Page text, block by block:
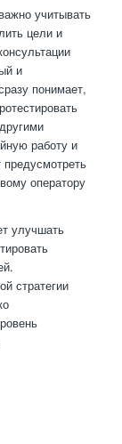
учитывать
цели и
и
понимает,
работу и
оператору
улучшать
стратегии